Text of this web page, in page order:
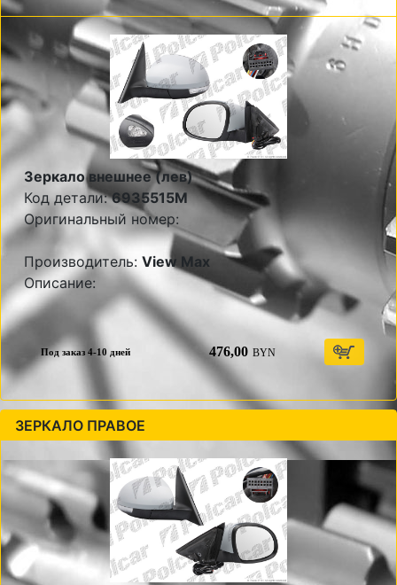
Зеркало внешнее (лев)
Код детали:6935515M
Оригинальный номер:
Производитель: View Max
Описание:
Под заказ 4-10 дней 476,00 BYN
ЗЕРКАЛО ПРАВОЕ